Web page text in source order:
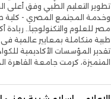
تطوير التعليم الطبي وفق أعلى
وخدمة المجتمع المصري - كلية
مصر للعلوم والتكنولوجيا..
طبية متكاملة بمعايير
تقدير المؤسسات الأكاديمية
المتميزة، كرمت جامعة القاهرة